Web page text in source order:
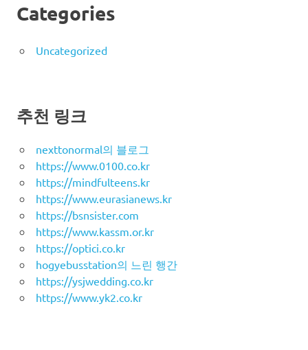
Categories
Uncategorized
추천 링크
nexttonormal의 블로그
https://www.0100.co.kr
https://mindfulteens.kr
https://www.eurasianews.kr
https://bsnsister.com
https://www.kassm.or.kr
https://optici.co.kr
hogyebusstation의 느린 행간
https://ysjwedding.co.kr
https://www.yk2.co.kr